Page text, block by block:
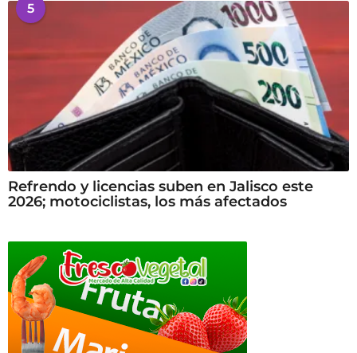
5
Refrendo y licencias suben en Jalisco este
2026; motociclistas, los más afectados